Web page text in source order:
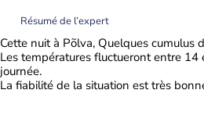
Résumé de l’expert
Cette nuit à Põlva, Quelques cumulus
Les températures fluctueront entre 14
journée.
La fiabilité de la situation est très